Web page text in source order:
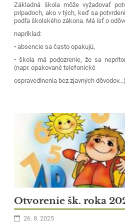
Základná škola môže vyžadovať
prípadoch, ako v tých, keď sa
podľa školského zákona. Má ísť o
napríklad:
• absencie sa často opakujú,
• škola má podozrenie, že sa
(napr. opakované telefonické
ospravedlnenia bez zjavných
Otvorenie šk. roka
26. 8. 2025